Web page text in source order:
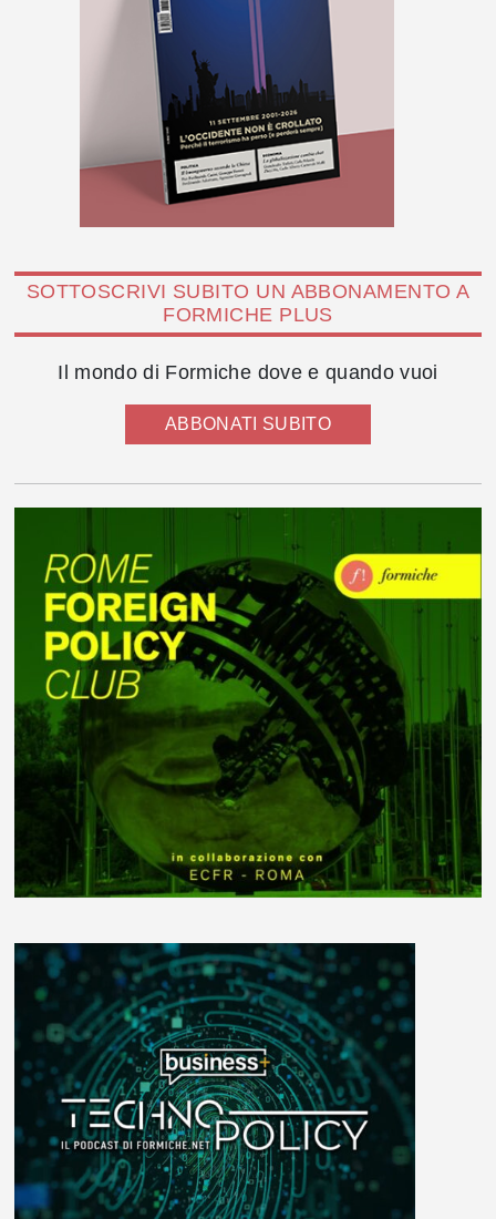
SOTTOSCRIVI SUBITO UN ABBONAMENTO A
FORMICHE PLUS
Il mondo di Formiche dove e quando vuoi
ABBONATI SUBITO